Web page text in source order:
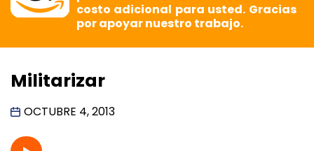
costo adicional para usted. Gracias
por apoyar nuestro trabajo.
Militarizar
OCTUBRE 4, 2013